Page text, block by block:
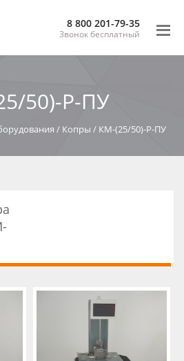
8 800 201-79-35
Звонок бесплатный
50)-Р-ПУ
/ Копры / КМ-(25/50)-Р-ПУ